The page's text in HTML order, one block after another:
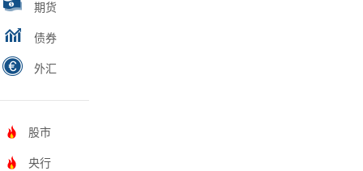
期货
债券
外汇
股市
央行